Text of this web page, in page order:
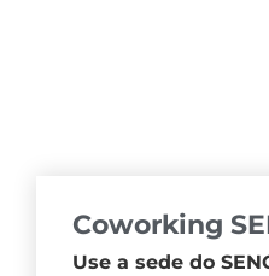
Coworking
Use a sede do